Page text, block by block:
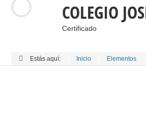
COLEGIO
Certificado
Estás aquí: Inicio Elementos